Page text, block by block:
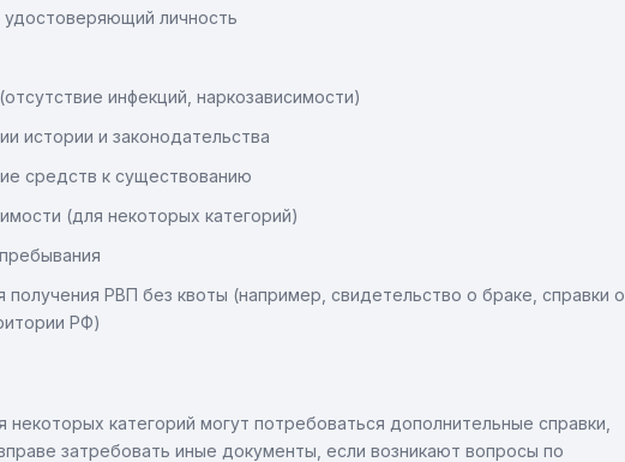
удостоверяющий личность
инфекций, наркозависимости)
истории и законодательства
средств к существованию
(для некоторых категорий)
РВП без квоты (например, свидетельство о браке, справки о
РФ)
категорий могут потребоваться дополнительные справки,
затребовать иные документы, если возникают вопросы по